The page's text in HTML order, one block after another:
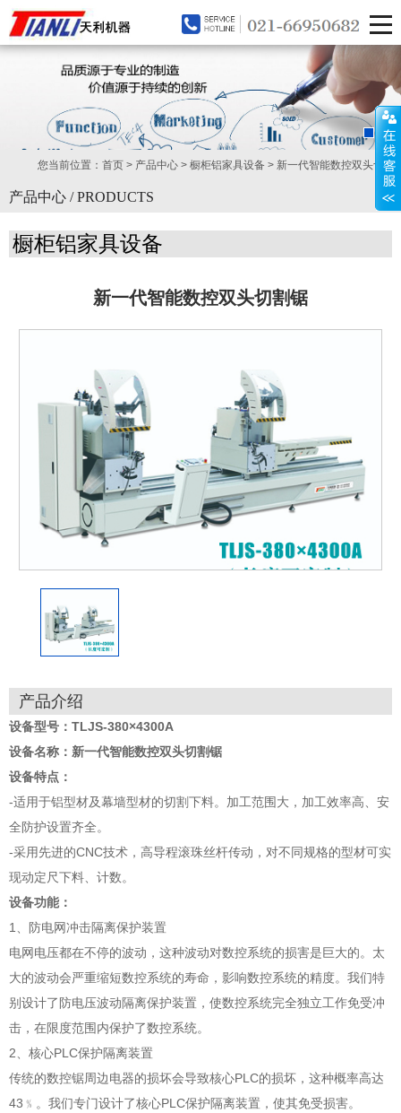
您当前位置： 首页 > 产品中心 > 橱柜铝家具设备 > 新一代智能数控双头切...
产品中心 / PRODUCTS
橱柜铝家具设备
新一代智能数控双头切割锯
产品介绍
设备型号：TLJS-380×4300A
设备名称：新一代智能数控双头切割锯
设备特点：
-适用于铝型材及幕墙型材的切割下料。加工范围大，加工效率高、安
全防护设置齐全。
-采用先进的CNC技术，高导程滚珠丝杆传动，对不同规格的型材可实
现动定尺下料、计数。
设备功能：
1、防电网冲击隔离保护装置
电网电压都在不停的波动，这种波动对数控系统的损害是巨大的。太
大的波动会严重缩短数控系统的寿命，影响数控系统的精度。我们特
别设计了防电压波动隔离保护装置，使数控系统完全独立工作免受冲
击，在限度范围内保护了数控系统。
2、核心PLC保护隔离装置
传统的数控锯周边电器的损坏会导致核心PLC的损坏，这种概率高达
43﹪。我们专门设计了核心PLC保护隔离装置，使其免受损害。